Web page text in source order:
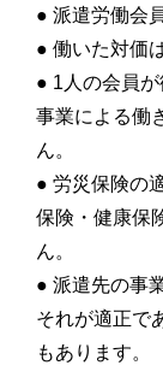
● 派遣労働会
● 働いた対価
● 1人の会員
事業による働
ん。
● 労災保険の
保険・健康保
ん。
● 派遣先の事
それが適正で
もあります。